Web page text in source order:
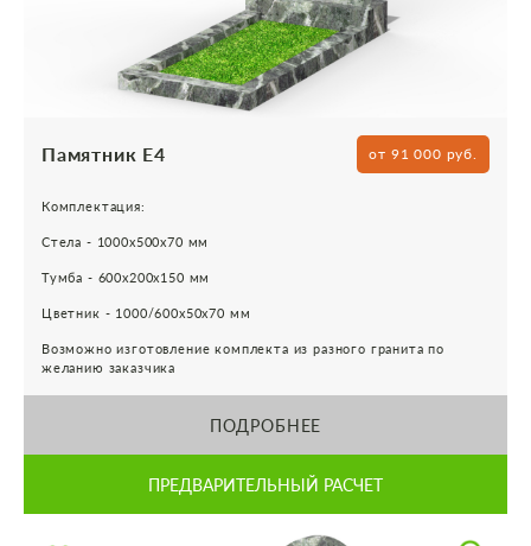
Памятник Е4 от 91 000 руб.
Комплектация:
Стела - 1000х500х70 мм
Тумба - 600х200х150 мм
Цветник - 1000/600х50х70 мм
Возможно изготовление комплекта из разного гранита по
желанию заказчика
ПОДРОБНЕЕ
ПРЕДВАРИТЕЛЬНЫЙ РАСЧЕТ